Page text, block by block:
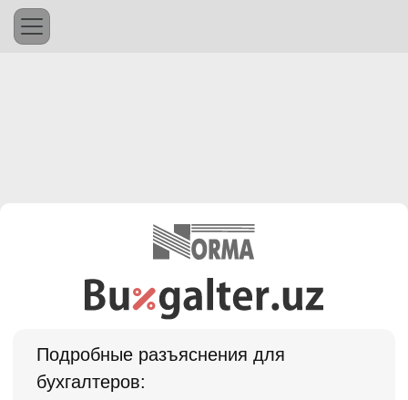
Подробные разъяснения для
бухгалтеров: